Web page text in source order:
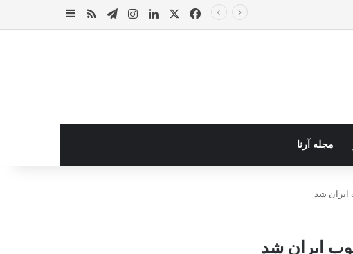
فیس بوک لینکدیناینستاگرام
تلگرام خوراک
مجله آرنا
ایران شد
ایران شد